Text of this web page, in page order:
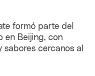
formó parte del
en Beijing, con
cercanos al